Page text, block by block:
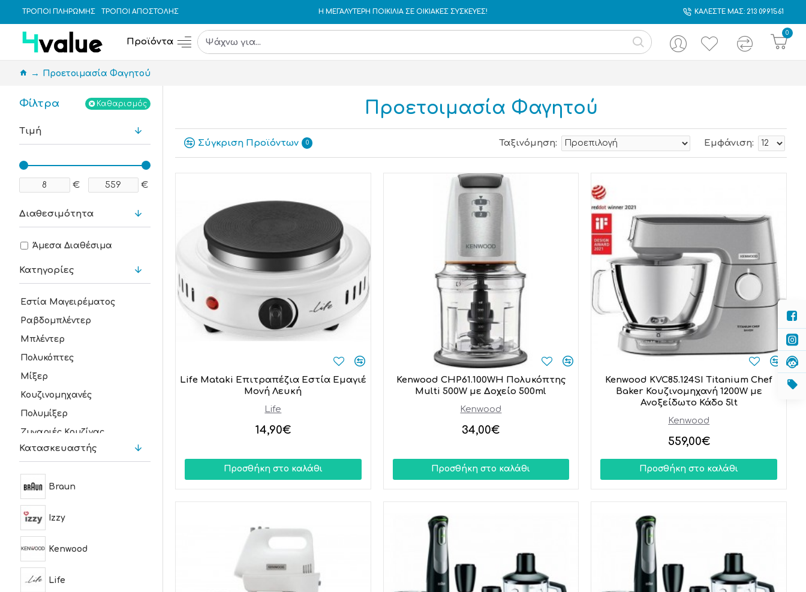
ΤΡΟΠΟΙ ΠΛΗΡΩΜΗΣ ΤΡΟΠΟΙ ΑΠΟΣΤΟΛΗΣ Η ΜΕΓΑΛΥΤΕΡΗ ΠΟΙΚΙΛΙΑ ΣΕ ΟΙΚΙΑΚΕΣ ΣΥΣΚΕΥΕΣ! ΚΑΛΕΣΤΕ ΜΑΣ: 213 0991561
Προϊόντα
0
Προετοιμασία Φαγητού
Φίλτρα Καθαρισμός
Τιμή
€ €
Κατηγορίες
Εστία Μαγειρέματος
Ραβδομπλέντερ
Μπλέντερ
Πολυκόπτες
Μίξερ
Κουζινομηχανές
Πολυμίξερ
Ζυγαριές Κουζίνας
Κατασκευαστής
Braun
Izzy
Kenwood
Life
Διαθεσιμότητα
Άμεσα Διαθέσιμα
Προετοιμασία Φαγητού
Σύγκριση Προϊόντων 0 Ταξινόμηση: Εμφάνιση:
Life
Life Mataki Επιτραπέζια Εστία Εμαγιέ
Μονή Λευκή
14,90€
Προσθήκη στο καλάθι
Kenwood
Kenwood CHP61.100WH Πολυκόπτης
Multi 500W με Δοχείο 500ml
34,00€
Προσθήκη στο καλάθι
Kenwood
Kenwood KVC85.124SI Titanium Chef
Baker Κουζινομηχανή 1200W με
Ανοξείδωτο Κάδο 5lt
559,00€
Προσθήκη στο καλάθι